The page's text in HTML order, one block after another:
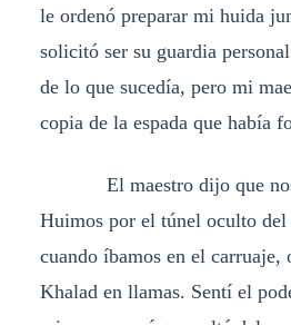
le ordenó preparar mi huida
solicitó ser su guardia
de lo que sucedía, pero mi
copia de la espada que había
El maestro dijo que nos
Huimos por el túnel oculto
cuando íbamos en el carruaje,
Khalad en llamas. Sentí el